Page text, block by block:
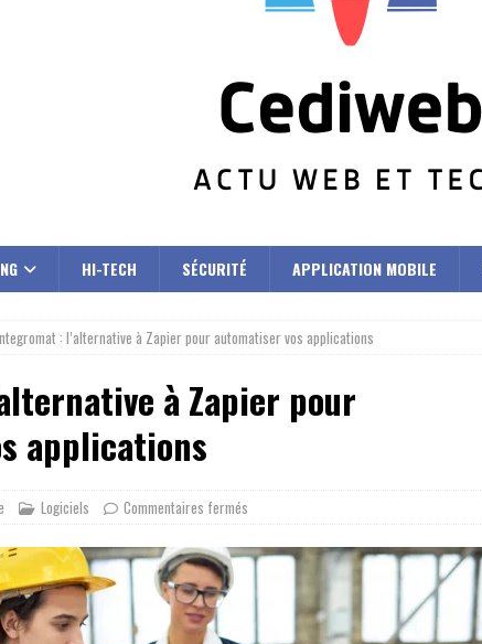
HI-TECH SÉCURITÉ APPLICATION MOBILE
: l’alternative à Zapier pour automatiser vos applications
à Zapier pour
applications
Logiciels Commentaires fermés